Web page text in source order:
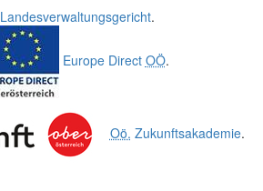
Landesverwaltungsgericht.
Europe Direct OÖ.
Oö. Zukunftsakademie.